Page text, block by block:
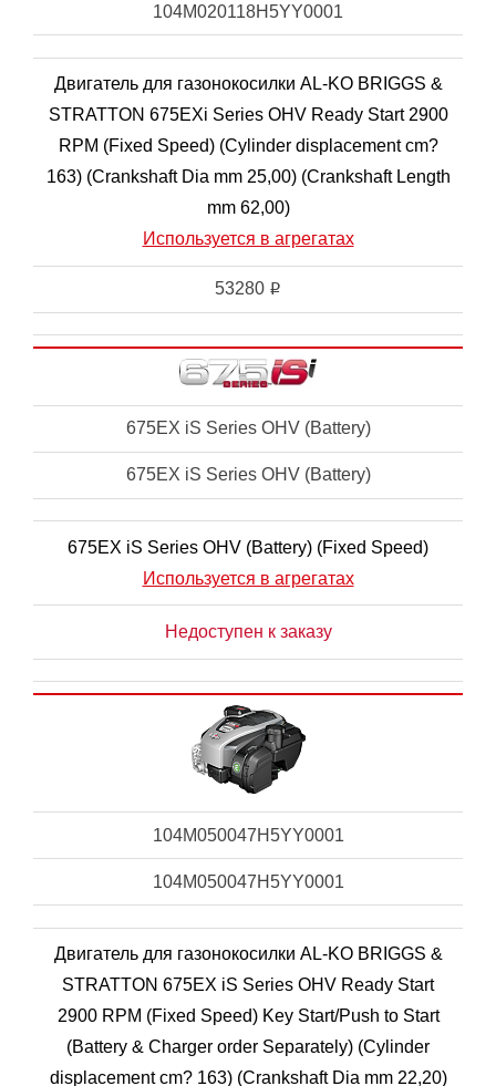
104M020118H5YY0001
Двигатель для газонокосилки AL-KO BRIGGS &
STRATTON 675EXi Series OHV Ready Start 2900
RPM (Fixed Speed) (Cylinder displacement cm?
163) (Crankshaft Dia mm 25,00) (Crankshaft Length
mm 62,00)
Используется в агрегатах
53280 i
675EX iS Series OHV (Battery)
675EX iS Series OHV (Battery)
675EX iS Series OHV (Battery) (Fixed Speed)
Используется в агрегатах
Недоступен к заказу
104M050047H5YY0001
104M050047H5YY0001
Двигатель для газонокосилки AL-KO BRIGGS &
STRATTON 675EX iS Series OHV Ready Start
2900 RPM (Fixed Speed) Key Start/Push to Start
(Battery & Charger order Separately) (Cylinder
displacement cm? 163) (Crankshaft Dia mm 22,20)